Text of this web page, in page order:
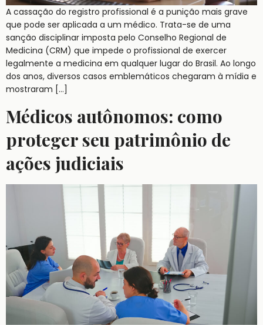
A cassação do registro profissional é a punição mais grave
que pode ser aplicada a um médico. Trata-se de uma
sanção disciplinar imposta pelo Conselho Regional de
Medicina (CRM) que impede o profissional de exercer
legalmente a medicina em qualquer lugar do Brasil. Ao longo
dos anos, diversos casos emblemáticos chegaram à mídia e
mostraram […]
Médicos autônomos: como
proteger seu patrimônio de
ações judiciais